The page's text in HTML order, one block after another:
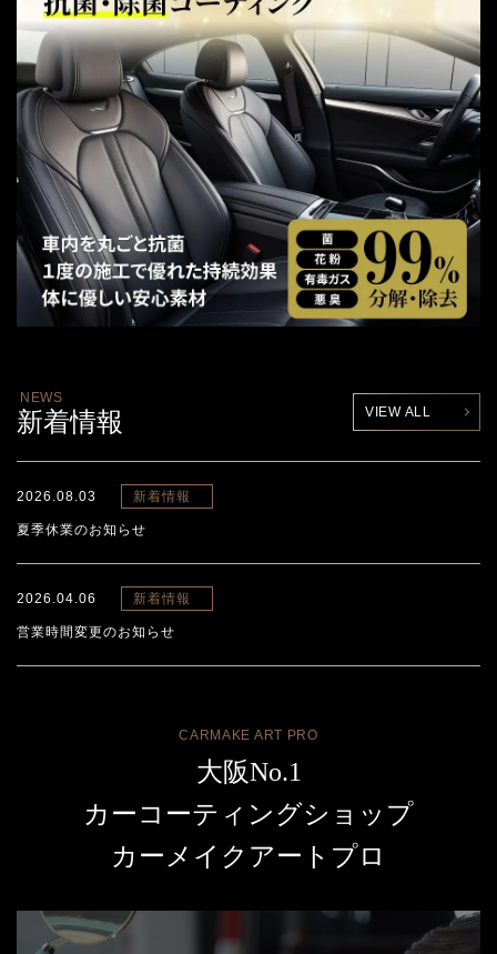
NEWS
新着情報 VIEW ALL
2026.08.03 新着情報
夏季休業のお知らせ
2026.04.06 新着情報
営業時間変更のお知らせ
CARMAKE ART PRO
大阪No.1
カーコーティングショップ
カーメイクアートプロ